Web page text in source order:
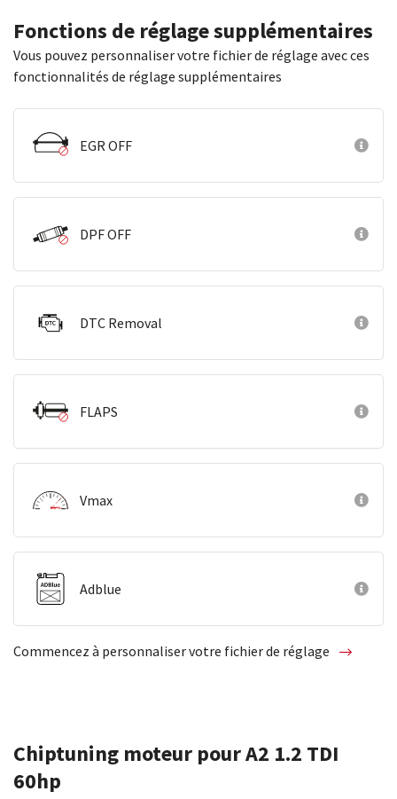
Fonctions de réglage supplémentaires
Vous pouvez personnaliser votre fichier de réglage avec ces
fonctionnalités de réglage supplémentaires
EGR OFF
DPF OFF
DTC Removal
FLAPS
Vmax
Adblue
Commencez à personnaliser votre fichier de réglage
Chiptuning moteur pour A2 1.2 TDI
60hp